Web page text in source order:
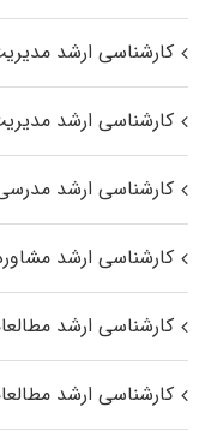
کارشناسی ارشد
کارشناسی ارشد
کارشناسی ارشد
کارشناسی ارشد
کارشناسی ارشد
کارشناسی ارشد